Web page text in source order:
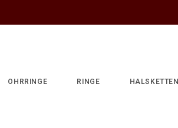
OHRRINGE RINGE HALSKETTEN